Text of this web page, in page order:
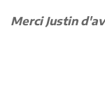
Merci Justin